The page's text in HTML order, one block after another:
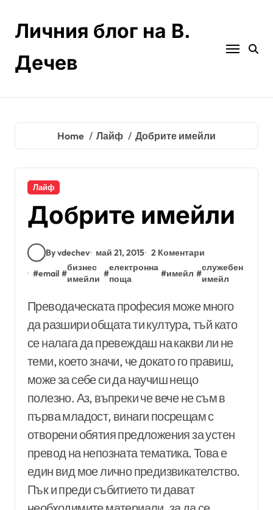
contentЛичния блог на В.
Дечев
Home Лайф Добрите имейли
Лайф
Добрите имейли
By vdechev май 21, 2015 2 Коментари
#email #
бизнес
имейли
#
електронна
поща
#имейл #
служебен
имейл
Преводаческата професия може много
да разшири общата ти култура, тъй като
се налага да превеждаш на какви ли не
теми, което значи, че докато го правиш,
може за себе си да научиш нещо
полезно. Аз, въпреки че вече не съм в
първа младост, винаги посрещам с
отворени обятия предложения за устен
превод на непозната тематика. Това е
един вид мое лично предизвикателство.
Пък и преди събитието ти дават